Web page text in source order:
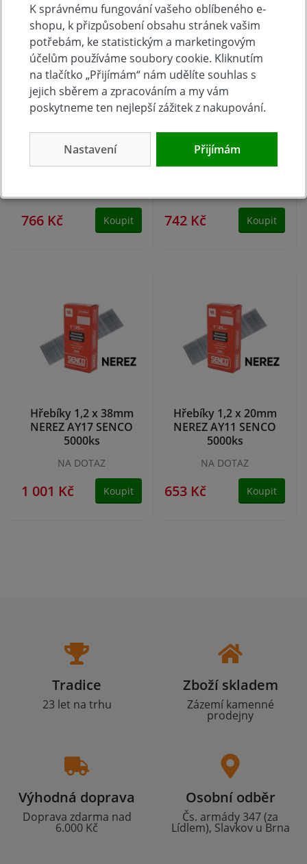
Hřebíky 1,2 x 30mm
NEREZ AY15 SENCO
5000ks
766 Kč Koupit
Hřebíky 1,2 x 25mm
NEREZ AY13 SENCO
5000ks
742 Kč Koupit
Hřebíky 1,2 x 38mm
NEREZ AY17 SENCO
5000ks
NA DOTAZ
1 001 Kč Koupit
Hřebíky 1,2 x 20mm
NEREZ AY11 SENCO
5000ks
NA DOTAZ
653 Kč Koupit
Tradice
23 let na trhu
Zboží skladem
Zázemí kamenné
prodejny
Výhodná doprava
Doprava zdarma nad
6.000 Kč
Osobní odběr
Čs. armády 347 (za
Lídlem), Slavkov u Brna
K správnému fungování vašeho oblíbeného e-
shopu, k přizpůsobení obsahu stránek vašim
potřebám, ke statistickým a marketingovým
účelům používáme soubory cookie. Kliknutím
na tlačítko „Přijímám“ nám udělíte souhlas s
jejich sběrem a zpracováním a my vám
poskytneme ten nejlepší zážitek z nakupování.
Nastavení Přijímám